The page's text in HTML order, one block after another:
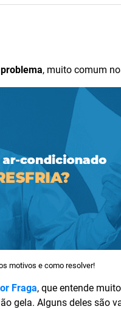
problema, muito comum
motivos e como resolver!
Fraga, que entende
gela. Alguns deles são